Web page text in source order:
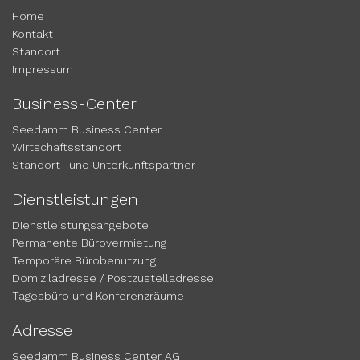
Home
Kontakt
Standort
Impressum
Business-Center
Seedamm Business Center
Wirtschaftsstandort
Standort- und Unterkunftspartner
Dienstleistungen
Dienstleistungsangebote
Permanente Bürovermietung
Temporäre Bürobenutzung
Domiziladresse / Postzustelladresse
Tagesbüro und Konferenzräume
Adresse
Seedamm Business Center AG